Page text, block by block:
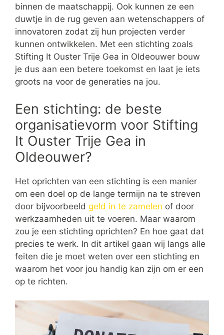
binnen de maatschappij. Ook kunnen ze een
duwtje in de rug geven aan wetenschappers of
innovatoren zodat zij hun projecten verder
kunnen ontwikkelen. Met een stichting zoals
Stifting It Ouster Trije Gea in Oldeouwer bouw
je dus aan een betere toekomst en laat je iets
groots na voor de generaties na jou.
Een stichting: de beste
organisatievorm voor Stifting
It Ouster Trije Gea in
Oldeouwer?
Het oprichten van een stichting is een manier
om een doel op de lange termijn na te streven
door bijvoorbeeld geld in te zamelen of door
werkzaamheden uit te voeren. Maar waarom
zou je een stichting oprichten? En hoe gaat dat
precies te werk. In dit artikel gaan wij langs alle
feiten die je moet weten over een stichting en
waarom het voor jou handig kan zijn om er een
op te richten.